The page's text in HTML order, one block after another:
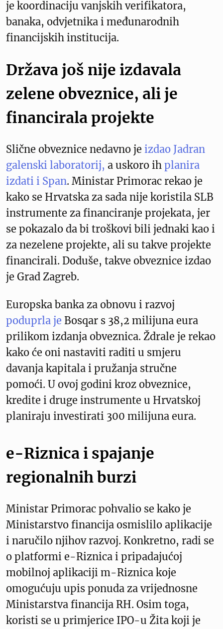
je koordinaciju vanjskih verifikatora,
banaka, odvjetnika i međunarodnih
financijskih institucija.
Država još nije izdavala
zelene obveznice, ali je
financirala projekte
Slične obveznice nedavno je izdao Jadran
galenski laboratorij, a uskoro ih planira
izdati i Span. Ministar Primorac rekao je
kako se Hrvatska za sada nije koristila SLB
instrumente za financiranje projekata, jer
se pokazalo da bi troškovi bili jednaki kao i
za nezelene projekte, ali su takve projekte
financirali. Doduše, takve obveznice izdao
je Grad Zagreb.
Europska banka za obnovu i razvoj
poduprla je Bosqar s 38,2 milijuna eura
prilikom izdanja obveznica. Ždrale je rekao
kako će oni nastaviti raditi u smjeru
davanja kapitala i pružanja stručne
pomoći. U ovoj godini kroz obveznice,
kredite i druge instrumente u Hrvatskoj
planiraju investirati 300 milijuna eura.
e-Riznica i spajanje
regionalnih burzi
Ministar Primorac pohvalio se kako je
Ministarstvo financija osmislilo aplikacije
i naručilo njihov razvoj. Konkretno, radi se
o platformi e-Riznica i pripadajućoj
mobilnoj aplikaciji m-Riznica koje
omogućuju upis ponuda za vrijednosne
Ministarstva financija RH. Osim toga,
koristi se u primjerice IPO-u Žita koji je